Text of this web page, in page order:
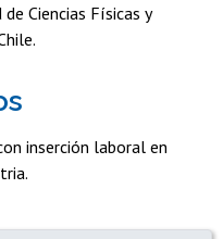
Ciencias Físicas y
inserción laboral en